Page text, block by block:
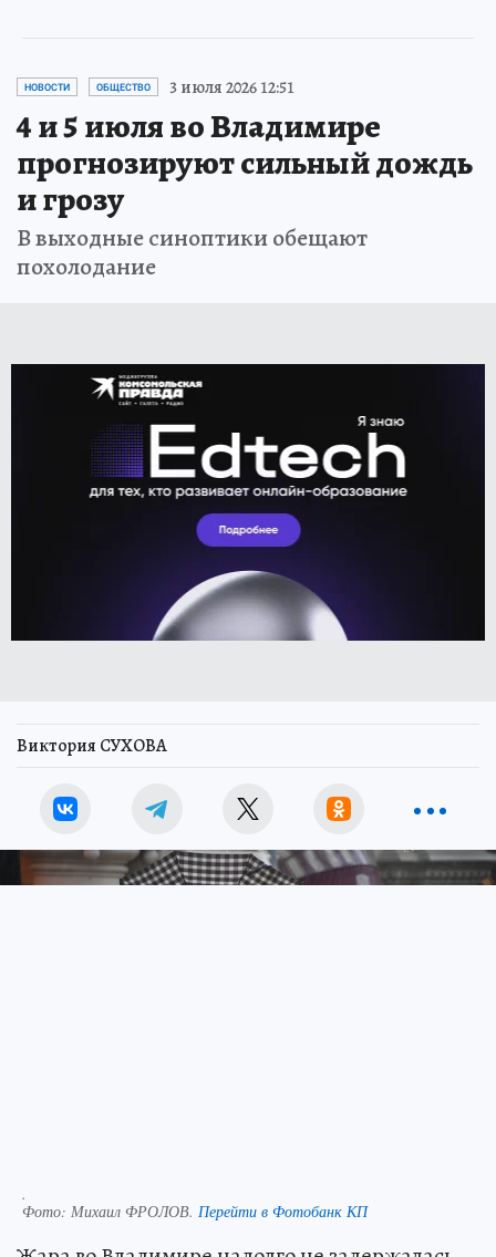
НОВОСТИ ОБЩЕСТВО 3 июля 2026 12:51
4 и 5 июля во Владимире
прогнозируют сильный дождь
и грозу
В выходные синоптики обещают
похолодание
Виктория СУХОВА
.
Фото: Михаил ФРОЛОВ. Перейти в Фотобанк КП